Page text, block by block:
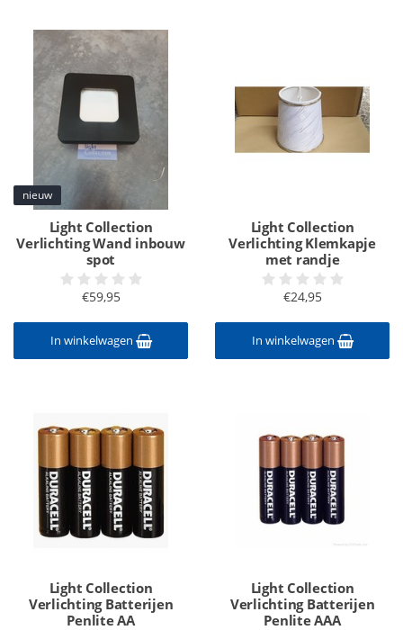
nieuw
Light Collection
Verlichting Wand inbouw
spot
€59,95
In winkelwagen
Light Collection
Verlichting Klemkapje
met randje
€24,95
In winkelwagen
Light Collection
Verlichting Batterijen
Penlite AA
Light Collection
Verlichting Batterijen
Penlite AAA